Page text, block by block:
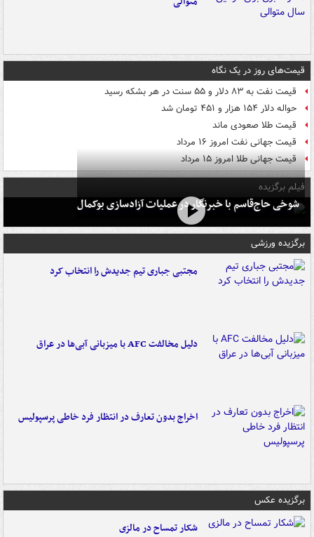
قیمت‌های روز در یک نگاه
قیمت نفت به ۸۳ دلار و ۵۵ سنت در هر بشکه رسید
حواله دلار ۱۵۴ هزار و ۴۵۱ تومان شد
قیمت طلا صعودی ماند
قیمت جهانی نفت امروز ۱۶ مرداد
قیمت جهانی طلا امروز ۱۵ مرداد
فیلم برگزیده
شوخی حاج‌قاسم با خبرنگار در عملیات آزادسازی بوکمال
برگزیده ورزشی
مجتبی جباری تیم جدیدش را انتخاب کرد
دلیل مخالفت AFC با میزبانی آبی‌ها در عراق
اخراج بدون تعارف در انتظار فرد خاطی پرسپولیس
برگزیده عکس
شکار تمساح در مالزی